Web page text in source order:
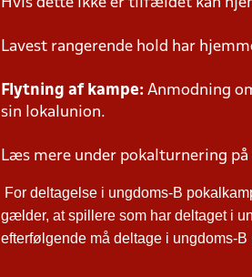
Hvis dette ikke er tilfældet kan
Lavest rangerende hold har
Flytning af kampe: Anmodning
sin lokalunion.
Læs mere under pokalturnering
For deltagelse i ungdoms-B
gælder, at spillere som har deltaget i
efterfølgende må deltage i ungdoms-